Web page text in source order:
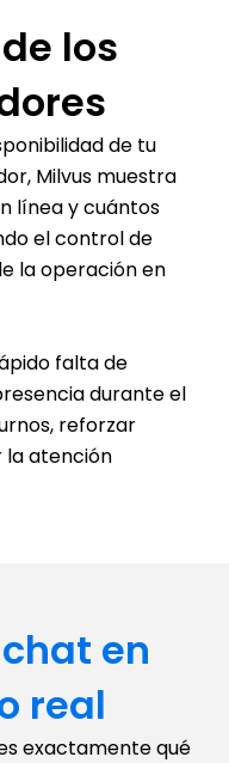
los
de tu
Milvus muestra
línea y cuántos
el control de
la operación en
falta de
durante el
reforzar
la atención
en
real
exactamente qué